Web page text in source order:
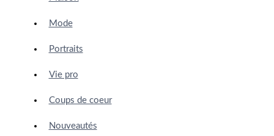
Mode
Portraits
Vie pro
Coups de coeur
Nouveautés